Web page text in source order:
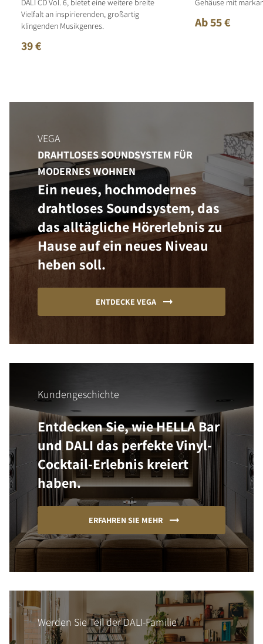
DALI CD Vol. 6, bietet eine weitere breite
Vielfalt an inspirierenden, großartig
klingenden Musikgenres.
39 €
Gehäuse mit
Ab 55 €
VEGA
DRAHTLOSES SOUNDSYSTEM FÜR
MODERNES WOHNEN
Ein neues, hochmodernes
drahtloses Soundsystem, das
das alltägliche Hörerlebnis zu
Hause auf ein neues Niveau
heben soll.
ENTDECKE VEGA
Kundengeschichte
Entdecken Sie, wie HELLA Bar
und DALI das perfekte Vinyl-
Cocktail-Erlebnis kreiert
haben.
ERFAHREN SIE MEHR
Werden Sie Teil der DALI-Familie